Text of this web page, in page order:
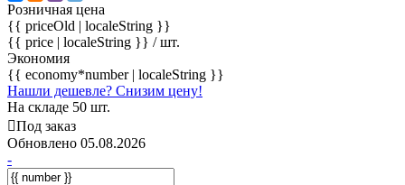
Розничная цена
{{ priceOld | localeString }}
{{ price | localeString }} / шт.
Экономия
{{ economy*number | localeString }}
Нашли дешевле? Снизим цену!
На складе 50 шт.
Под заказ
Обновлено 05.08.2026
-